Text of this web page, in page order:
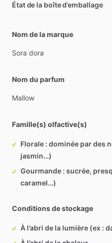
État de la boîte d’emballage
Nom de la marque
Sora dora
Nom du parfum
Mallow
Famille(s) olfactive(s)
Florale : dominée par des
jasmin…)
Gourmande : sucrée,
caramel…)
Conditions de stockage
À l’abri de la lumière (ex :